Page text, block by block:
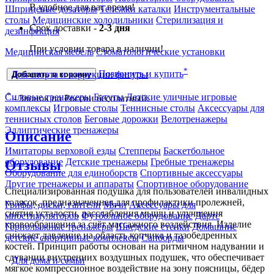
Шприцевые дозаторы Тележки каталки Инструментальные
столы Медицинские холодильники Стерилизация и
дезинфекция
Медицинская мебель Стоматологические установки
Для спорта и коррекции фигуры
Силовые тренажеры Батуты Детские уличные игровые
комплексы Игровые столы Теннисные столы Аксессуары для
теннисных столов Беговые дорожки Велотренажеры
Эллиптические тренажеры
Имитаторы верховой езды Степперы Баскетбольное
оборудование Детские тренажеры Гребные тренажеры
Оборудование для единоборств Спортивные аксессуары
Другие тренажеры и аппараты Спортивное оборудование
Грифы, диски, гантели Мячи Аксессуары для
миостимуляторов Футбольное оборудование Дартс
Горнолыжные тренажёры Шведские стенки Домашние
детские спортивные комплексы Сапборды
Для дома и семьи
В удобное для вас время!
Срок доставки -2-3 дня
При условии товара в наличии!
Добавить в корзину Позвонить и купить*
*- Звонок по России бесплатный.
Описание
Отзывы
Специализированная подушка для пользователей инвалидных
колясок, предназначенная для профилактики пролежней,
снятия усталости, расслабления мышц и улучшения
кровообращения за счёт массажного воздействия. Изделие
снижает давление на область копчика и тазобедренных
костей. Принцип работы основан на ритмичном надувании и
сдувании внутренних воздушных подушек, что обеспечивает
мягкое компрессионное воздействие на зону поясницы, бёдер